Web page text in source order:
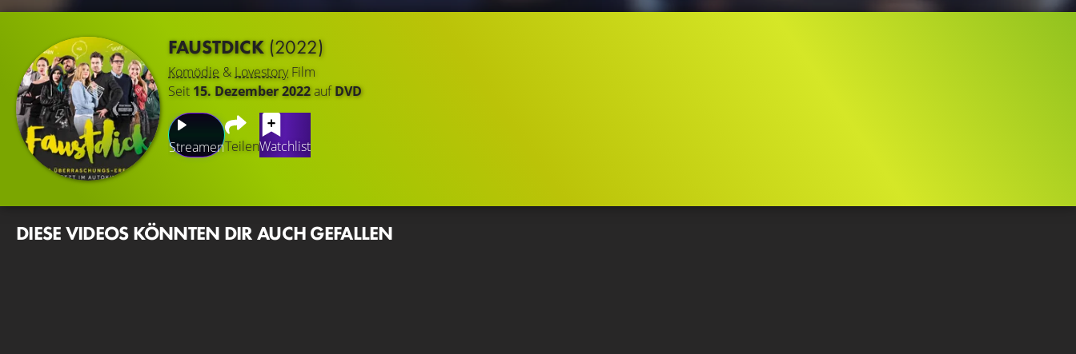
FAUSTDICK (2022)
Komödie & LovestoryFilm
Seit 15. Dezember 2022aufDVD
StreamenTeilenWatchlist
DIESE VIDEOS KÖNNTEN DIR AUCH GEFALLEN